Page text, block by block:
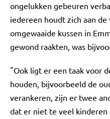
ongelukken gebeuren
iedereen houdt zich aan
omgewaaide kussen in
gewond raakten, was
"Ook ligt er een taak voor
houden, bijvoorbeeld de
verankeren, zijn er twee
dat er niet te veel kinderen